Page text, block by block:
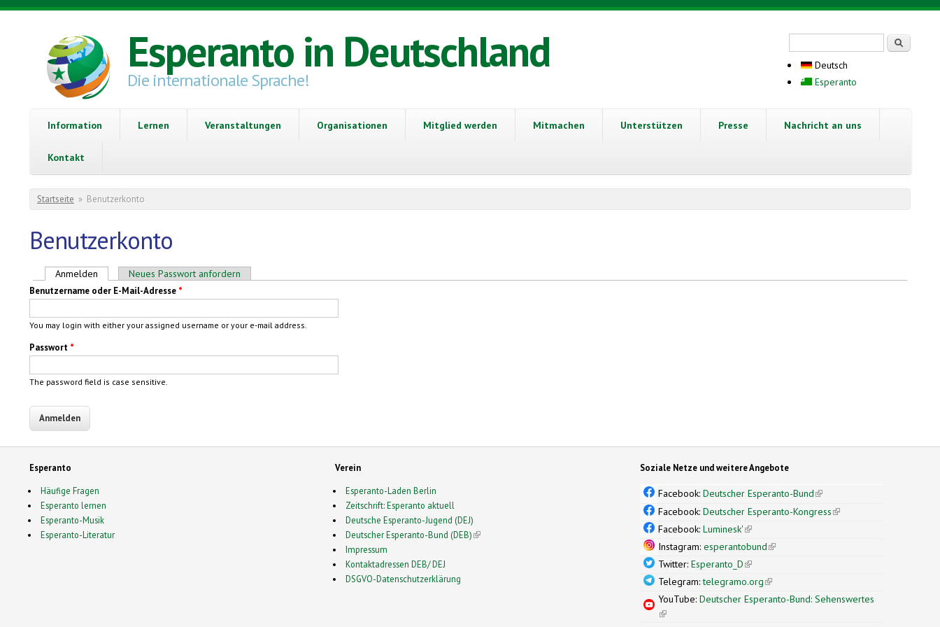
Direkt zum Inhalt
Esperanto in Deutschland
Die internationale Sprache!
Deutsch
Esperanto
Information Lernen Veranstaltungen Organisationen Mitglied werden Mitmachen Unterstützen Presse Nachricht an uns
Kontakt
Sie sind hier
Startseite » Benutzerkonto
Benutzerkonto
Haupt-Reiter
Anmelden (aktiver Reiter)
Neues Passwort anfordern
Benutzername oder E-Mail-Adresse *
You may login with either your assigned username or your e-mail address.
Passwort *
The password field is case sensitive.
Esperanto
Häufige Fragen
Esperanto lernen
Esperanto-Musik
Esperanto-Literatur
Verein
Esperanto-Laden Berlin
Zeitschrift: Esperanto aktuell
Deutsche Esperanto-Jugend (DEJ)
Deutscher Esperanto-Bund (DEB)(link is external)
Impressum
Kontaktadressen DEB/ DEJ
DSGVO-Datenschutzerklärung
Soziale Netze und weitere Angebote
Facebook:Deutscher Esperanto-Bund(link is external)
Facebook:Deutscher Esperanto-Kongress(link is external)
Facebook:Luminesk'(link is external)
Instagram:esperantobund(link is external)
Twitter:Esperanto_D(link is external)
Telegram:telegramo.org(link is external)
YouTube:Deutscher Esperanto-Bund: Sehenswertes
(link is external)